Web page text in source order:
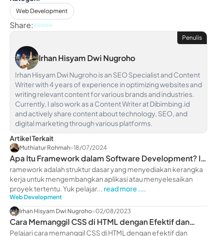
Web Development
Share:
Penulis
Irhan Hisyam Dwi Nugroho
Irhan Hisyam Dwi Nugroho is an SEO Specialist and Content
Writer with 4 years of experience in optimizing websites and
writing relevant content for various brands and industries.
Currently, I also work as a Content Writer at Dibimbing.id
and actively share content about technology, SEO, and
digital marketing through various platforms.
Artikel Terkait
Muthiatur Rohmah 18/07/2024
Apa Itu Framework dalam Software Development? Ini
Penjelasannya
ramework adalah struktur dasar yang menyediakan kerangka
kerja untuk mengembangkan aplikasi atau menyelesaikan
proyek tertentu. Yuk pelajar... read more ....
Web Development
Irhan Hisyam Dwi Nugroho 02/08/2023
Cara Memanggil CSS di HTML dengan Efektif dan
Praktis
Pelajari cara memanggil CSS di HTML dengan efektif dan